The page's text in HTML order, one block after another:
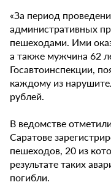
«За период
административных
пешеходами. Ими
а также мужчина 62
Госавтоинспекции,
каждому из
рублей.
В ведомстве
Саратове
пешеходов, 20 из
результате таких
погибли.